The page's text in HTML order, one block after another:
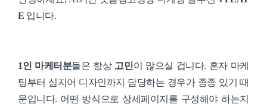
E 입니다.
1인 마케터분들은 항상 고민이 많으실 겁니다. 혼자 마케
팅부터 심지어 디자인까지 담당하는 경우가 종종 있기 때
문입니다. 어떤 방식으로 상세페이지를 구성해야 하는지